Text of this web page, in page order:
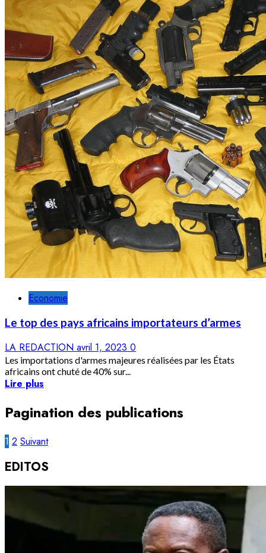
Economie
Le top des pays africains importateurs d’armes
LA REDACTION avril 1, 2023 0
Les importations d'armes majeures réalisées par les États
africains ont chuté de 40% sur...
Lire plus
Pagination des publications
1 2 Suivant
EDITOS